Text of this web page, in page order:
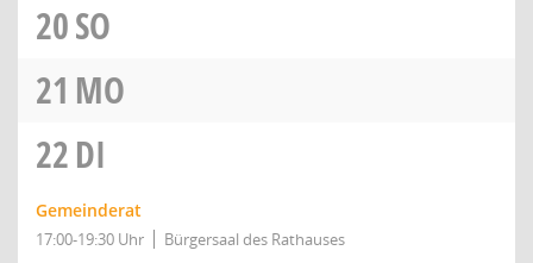
20SO
21 MO
22DI
Gemeinderat
17:00-19:30 Uhr Bürgersaal des Rathauses